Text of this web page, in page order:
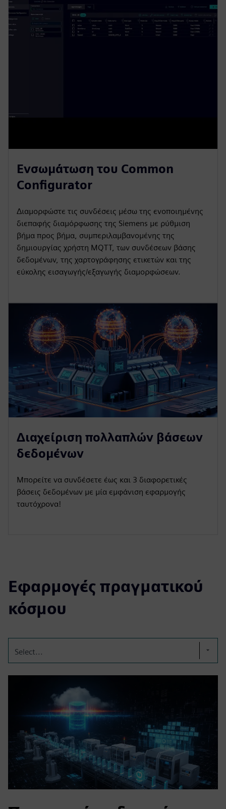
Ενσωμάτωση του Common
Configurator
Διαμορφώστε τις συνδέσεις μέσω της ενοποιημένης
διεπαφής διαμόρφωσης της Siemens με ρύθμιση
βήμα προς βήμα, συμπεριλαμβανομένης της
δημιουργίας χρήστη MQTT, των συνδέσεων βάσης
δεδομένων, της χαρτογράφησης ετικετών και της
εύκολης εισαγωγής/εξαγωγής διαμορφώσεων.
Διαχείριση πολλαπλών βάσεων
δεδομένων
Μπορείτε να συνδέσετε έως και 3 διαφορετικές
βάσεις δεδομένων με μία εμφάνιση εφαρμογής
ταυτόχρονα!
Εφαρμογές πραγματικού
κόσμου
Select...